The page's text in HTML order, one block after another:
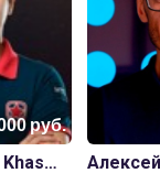
руб.
Abay "HObbit" Khassenov